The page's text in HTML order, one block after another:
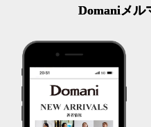
Domaniメル